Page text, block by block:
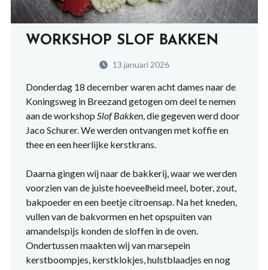
WORKSHOP SLOF BAKKEN
13 januari 2026
Donderdag 18 december waren acht dames naar de
Koningsweg in Breezand getogen om deel te nemen
aan de workshop Slof Bakken, die gegeven werd door
Jaco Schurer. We werden ontvangen met koffie en
thee en een heerlijke kerstkrans.
Daarna gingen wij naar de bakkerij, waar we werden
voorzien van de juiste hoeveelheid meel, boter, zout,
bakpoeder en een beetje citroensap. Na het kneden,
vullen van de bakvormen en het opspuiten van
amandelspijs konden de sloffen in de oven.
Ondertussen maakten wij van marsepein
kerstboompjes, kerstklokjes, hulstblaadjes en nog